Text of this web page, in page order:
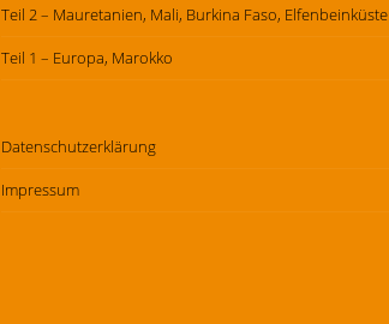
Teil 2 – Mauretanien, Mali, Burkina Faso, Elfenbeinküste
Teil 1 – Europa, Marokko
Datenschutz­erklärung
Impressum